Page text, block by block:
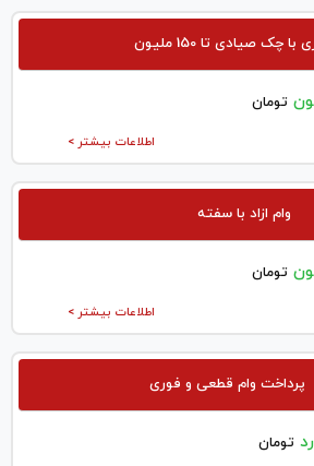
چک صیادی تا 150 ملیون
تومان
اطلاعات بیشتر >
وام ازاد با سفته
تومان
اطلاعات بیشتر >
پرداخت وام قطعی و فوری
تومان